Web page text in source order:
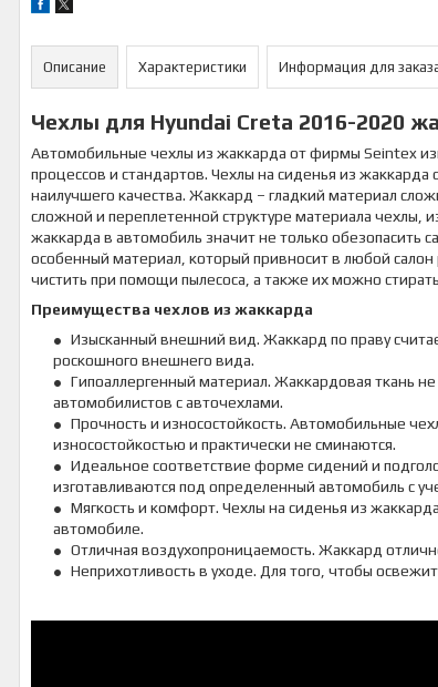
Описание Характеристики Информация для
Чехлы для Hyundai Creta 2016-2020
Автомобильные чехлы из жаккарда от фирмы Seintex
процессов и стандартов. Чехлы на сиденья из
наилучшего качества. Жаккард – гладкий материал
сложной и переплетенной структуре материала
жаккарда в автомобиль значит не только обезопасить
особенный материал, который привносит в любой
чистить при помощи пылесоса, а также их можно
Преимущества чехлов из жаккарда
Изысканный внешний вид. Жаккард по праву
роскошного внешнего вида.
Гипоаллергенный материал. Жаккардовая ткань
автомобилистов с авточехлами.
Прочность и износостойкость. Автомобильные
износостойкостью и практически не сминаются.
Идеальное соответствие форме сидений и
изготавливаются под определенный автомобиль с
Мягкость и комфорт. Чехлы на сиденья из
автомобиле.
Отличная воздухопроницаемость. Жаккард
Неприхотливость в уходе. Для того, чтобы